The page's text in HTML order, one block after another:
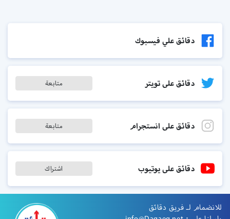
دقائق علي فيسبوك
دقائق على تويتر متابعة
دقائق على انستجرام متابعة
دقائق على يوتيوب اشتراك
للانضمام لـ فريق دقائق